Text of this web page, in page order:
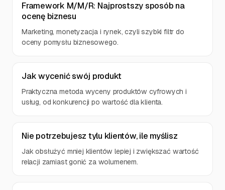
Framework M/M/R: Najprostszy sposób na
ocenę biznesu
Marketing, monetyzacja i rynek, czyli szybki filtr do
oceny pomysłu biznesowego.
Jak wycenić swój produkt
Praktyczna metoda wyceny produktów cyfrowych i
usług, od konkurencji po wartość dla klienta.
Nie potrzebujesz tylu klientów, ile myślisz
Jak obsłużyć mniej klientów lepiej i zwiększać wartość
relacji zamiast gonić za wolumenem.